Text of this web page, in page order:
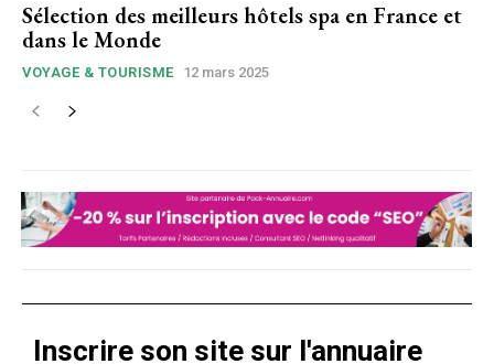
Sélection des meilleurs hôtels spa en France et
dans le Monde
VOYAGE & TOURISME 12 mars 2025
Inscrire son site sur l'annuaire